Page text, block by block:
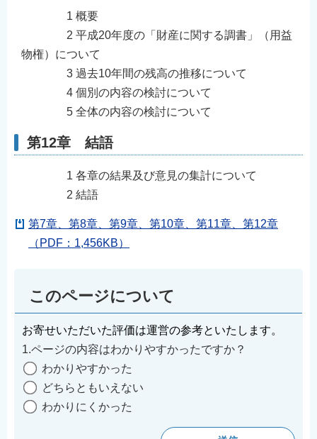
1 概要
2 平成20年度の「財産に関する調書」（用益
物権）について
3 過去10年間の残高の推移について
4 個別の内容の検討について
5 全体の内容の検討について
第12章 結語
1 各章の結果及び意見の集計について
2 結語
第7章、第8章、第9章、第10章、第11章、第12章
（PDF：1,456KB）
このページについて
お寄せいただいた評価は運営の参考といたします。
1.ページの内容はわかりやすかったですか？
わかりやすかった
どちらともいえない
わかりにくかった